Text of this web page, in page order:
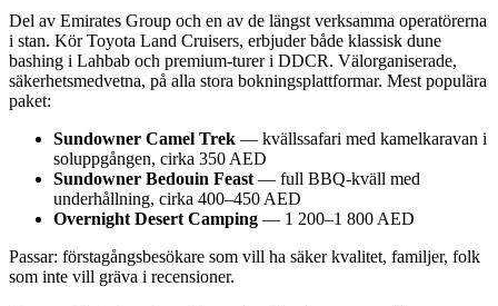
Del av Emirates Group och en av de längst verksamma operatörerna
i stan. Kör Toyota Land Cruisers, erbjuder både klassisk dune
bashing i Lahbab och premium-turer i DDCR. Välorganiserade,
säkerhetsmedvetna, på alla stora bokningsplattformar. Mest populära
paket:
Sundowner Camel Trek — kvällssafari med kamelkaravan i
soluppgången, cirka 350 AED
Sundowner Bedouin Feast — full BBQ-kväll med
underhållning, cirka 400–450 AED
Overnight Desert Camping — 1 200–1 800 AED
Passar: förstagångsbesökare som vill ha säker kvalitet, familjer, folk
som inte vill gräva i recensioner.